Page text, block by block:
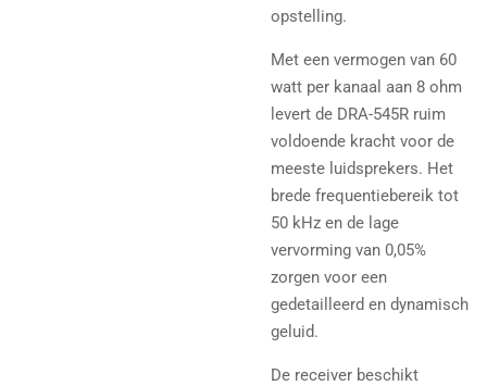
opstelling.
Met een vermogen van 60
watt per kanaal aan 8 ohm
levert de DRA-545R ruim
voldoende kracht voor de
meeste luidsprekers. Het
brede frequentiebereik tot
50 kHz en de lage
vervorming van 0,05%
zorgen voor een
gedetailleerd en dynamisch
geluid.
De receiver beschikt